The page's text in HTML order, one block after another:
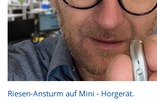
Riesen-Ansturm auf Mini - Hörgerät.